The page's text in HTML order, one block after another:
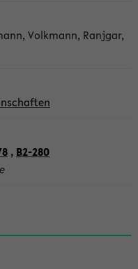
Volkmann, Ranjgar,
, B2-280